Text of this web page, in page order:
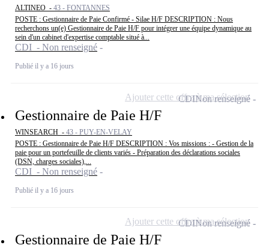
ALTINEO - 43 - FONTANNES
POSTE : Gestionnaire de Paie Confirmé - Silae H/F DESCRIPTION : Nous
recherchons un(e) Gestionnaire de Paie H/F pour intégrer une équipe dynamique au
sein d'un cabinet d'expertise comptable situé à...
CDI - Non renseigné
Publié il y a 16 jours
Gestionnaire de Paie H/F
WINSEARCH - 43 - PUY-EN-VELAY
POSTE : Gestionnaire de Paie H/F DESCRIPTION : Vos missions : - Gestion de la
paie pour un portefeuille de clients variés - Préparation des déclarations sociales
(DSN, charges sociales),...
CDI - Non renseigné
Publié il y a 16 jours
CDINon renseigné
Ajouter cette offre à ma sélection
Gestionnaire de Paie H/F
CDINon renseigné
Ajouter cette offre à ma sélection